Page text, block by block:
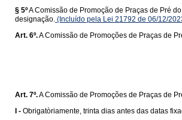
§ 5ºA Comissão de Promoção de Praças de Pré
designação. (Incluído pela Lei 21792 de 06/12/
Art. 6º.A Comissão de Promoções de Praças de
Art. 7º.A Comissão de Promoções de Praças de
I - Obrigatòriamente, trinta dias antes das datas